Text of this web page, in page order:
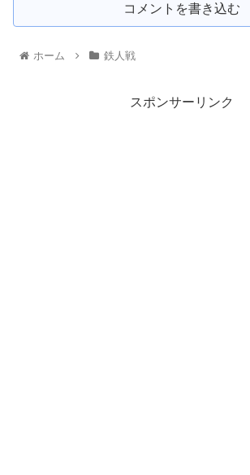
コメントを書き込む
ホーム 鉄人戦
スポンサーリンク